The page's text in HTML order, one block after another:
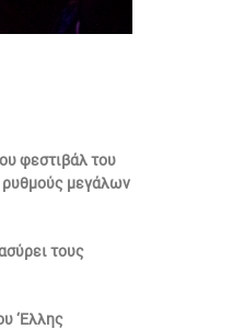
φεστιβάλ του
ρυθμούς μεγάλων
τους
‘Ελλης